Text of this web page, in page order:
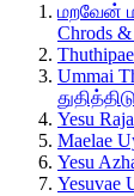
மறவேன்
Chrods
Ummai
Yesu
Maelae
Yesu
Yesuvae